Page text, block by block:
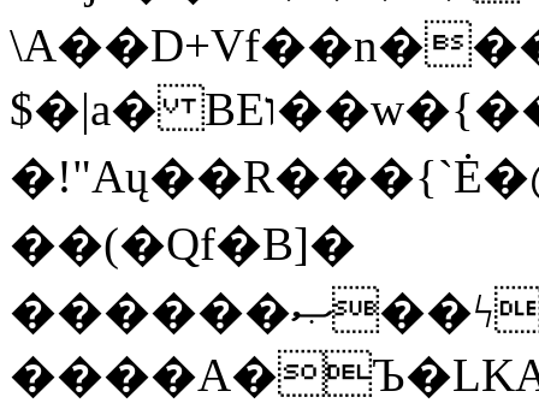
$�|a� BEו��w�{���;���q�X��d%�������W� hU�(�1�Ū}9�S�F<��i�L3�;�
��(�Qf�B]�
������ޞ��ϟak��r��_39$�8�p���7�2�yIZ�R��x��/